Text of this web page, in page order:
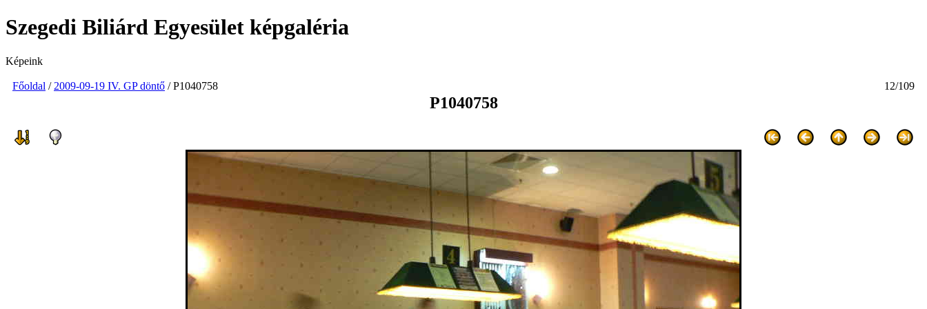
Szegedi Biliárd Egyesület képgaléria
Képeink
Főoldal / 2009-09-19 IV. GP döntő / P1040758 12/109
P1040758